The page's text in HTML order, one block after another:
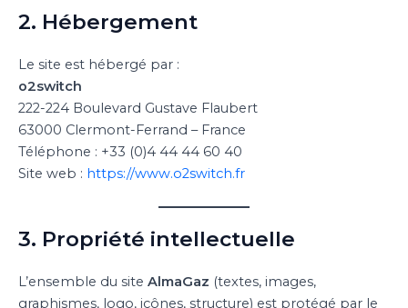
2. Hébergement
Le site est hébergé par :
o2switch
222-224 Boulevard Gustave Flaubert
63000 Clermont-Ferrand – France
Téléphone : +33 (0)4 44 44 60 40
Site web : https://www.o2switch.fr
3. Propriété intellectuelle
L’ensemble du site AlmaGaz (textes, images,
graphismes, logo, icônes, structure) est protégé par le